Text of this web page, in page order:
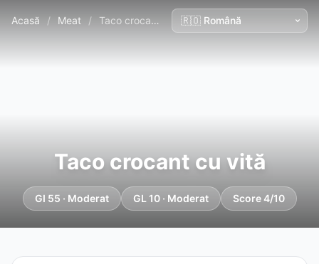
Acasă / Meat / Taco crocant cu vită
Taco crocant cu vită
GI 55 · Moderat GL 10 · Moderat Score 4/10